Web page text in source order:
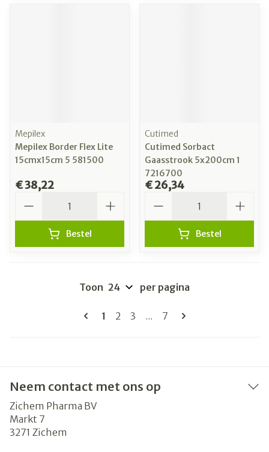
Mepilex
Mepilex Border Flex Lite
15cmx15cm 5 581500
€ 38,22
Bestel
Cutimed
Cutimed Sorbact
Gaasstrook 5x200cm 1
7216700
€ 26,34
Bestel
Pagina's
U lees momenteel pagina
1 Pagina
2 Pagina
3 ... Pagina
7
Toon per pagina
Neem contact met ons op
Zichem Pharma BV
Markt 7
3271 Zichem